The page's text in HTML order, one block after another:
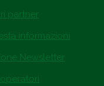
partner
informazioni
Newsletter